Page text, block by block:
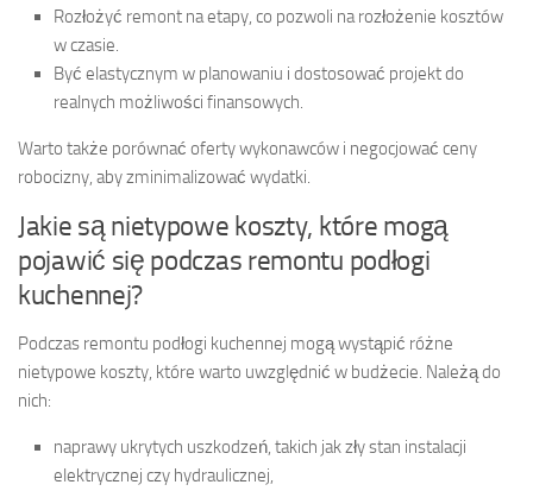
Rozłożyć remont na etapy, co pozwoli na rozłożenie kosztów
w czasie.
Być elastycznym w planowaniu i dostosować projekt do
realnych możliwości finansowych.
Warto także porównać oferty wykonawców i negocjować ceny
robocizny, aby zminimalizować wydatki.
Jakie są nietypowe koszty, które mogą
pojawić się podczas remontu podłogi
kuchennej?
Podczas remontu podłogi kuchennej mogą wystąpić różne
nietypowe koszty, które warto uwzględnić w budżecie. Należą do
nich:
naprawy ukrytych uszkodzeń, takich jak zły stan instalacji
elektrycznej czy hydraulicznej,